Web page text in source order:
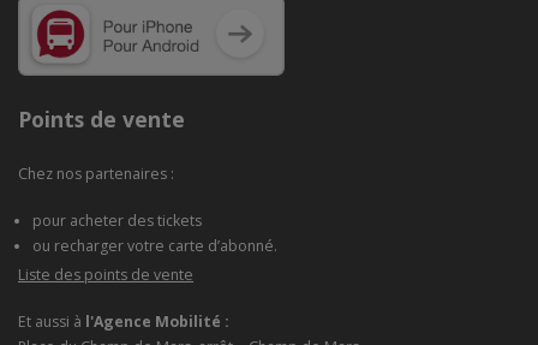
Points de vente
Chez nos partenaires :
pour acheter des tickets
ou recharger votre carte d’abonné.
Liste des points de vente
Et aussi à l'Agence Mobilité :